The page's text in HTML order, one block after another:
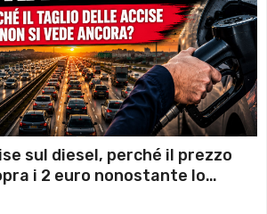
sul diesel, perché il prezzo
i 2 euro nonostante lo